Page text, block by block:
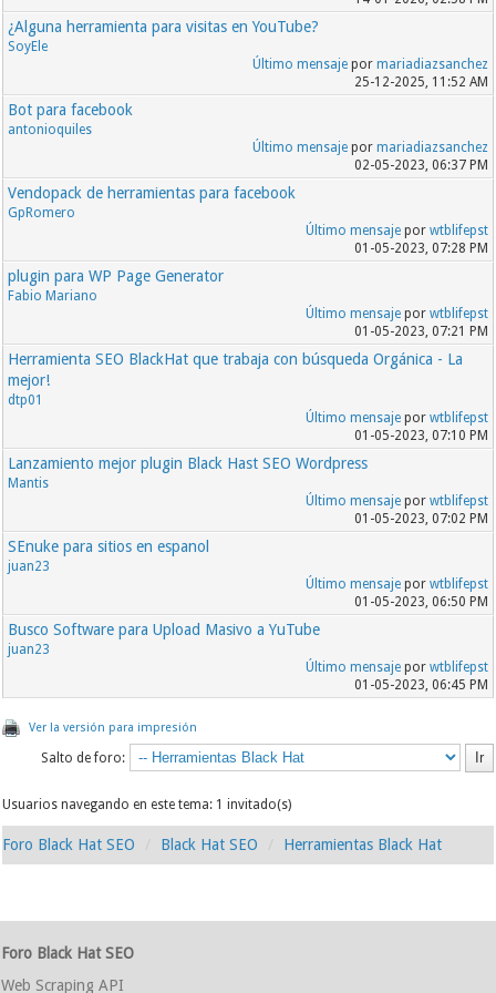
¿Alguna herramienta para visitas en YouTube?
SoyEle
Último mensajepor mariadiazsanchez
25-12-2025, 11:52 AM
Bot para facebook
antonioquiles
Último mensajepor mariadiazsanchez
02-05-2023, 06:37 PM
Vendopack de herramientas para facebook
GpRomero
Último mensajepor wtblifepst
01-05-2023, 07:28 PM
plugin para WP Page Generator
Fabio Mariano
Último mensajepor wtblifepst
01-05-2023, 07:21 PM
Herramienta SEO BlackHat que trabaja con búsqueda Orgánica - La
mejor!
dtp01
Último mensajepor wtblifepst
01-05-2023, 07:10 PM
Lanzamiento mejor plugin Black Hast SEO Wordpress
Mantis
Último mensajepor wtblifepst
01-05-2023, 07:02 PM
SEnuke para sitios en espanol
juan23
Último mensajepor wtblifepst
01-05-2023, 06:50 PM
Busco Software para Upload Masivo a YuTube
juan23
Último mensajepor wtblifepst
01-05-2023, 06:45 PM
Ver la versión para impresión
Salto de foro:
Usuarios navegando en este tema: 1 invitado(s)
Foro Black Hat SEO Black Hat SEO Herramientas Black Hat
Foro Black Hat SEO
Web Scraping API